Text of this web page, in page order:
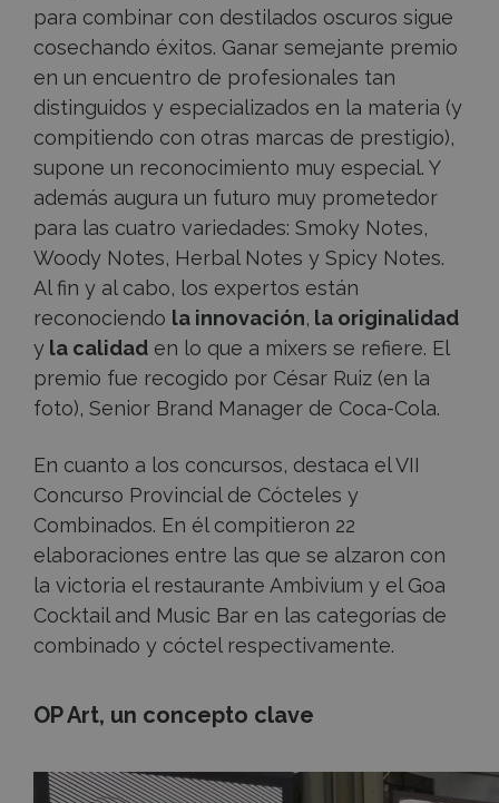
para combinar con destilados oscuros sigue
cosechando éxitos. Ganar semejante premio
en un encuentro de profesionales tan
distinguidos y especializados en la materia (y
compitiendo con otras marcas de prestigio),
supone un reconocimiento muy especial. Y
además augura un futuro muy prometedor
para las cuatro variedades: Smoky Notes,
Woody Notes, Herbal Notes y Spicy Notes.
Al fin y al cabo, los expertos están
reconociendo la innovación, la originalidad
y la calidad en lo que a mixers se refiere. El
premio fue recogido por César Ruiz (en la
foto), Senior Brand Manager de Coca-Cola.
En cuanto a los concursos, destaca el VII
Concurso Provincial de Cócteles y
Combinados. En él compitieron 22
elaboraciones entre las que se alzaron con
la victoria el restaurante Ambivium y el Goa
Cocktail and Music Bar en las categorías de
combinado y cóctel respectivamente.
OP Art, un concepto clave